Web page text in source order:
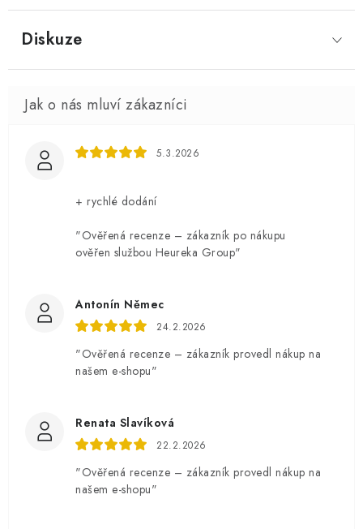
Diskuze
5.3.2026
+ rychlé dodání
"Ověřená recenze – zákazník po nákupu
ověřen službou Heureka Group"
Antonín Němec
24.2.2026
"Ověřená recenze – zákazník provedl nákup na
našem e-shopu"
Renata Slavíková
22.2.2026
"Ověřená recenze – zákazník provedl nákup na
našem e-shopu"